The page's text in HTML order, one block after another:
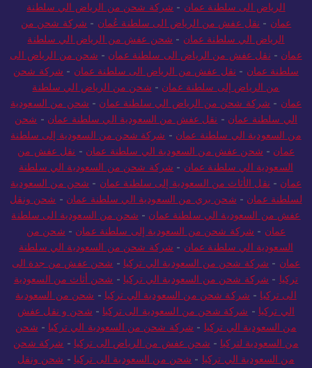
الرياض الى سلطنة عمان - شركة شحن من الرياض الي سلطنة
عمان - نقل عفش من الرياض الى سلطنة عُمان - شركة شحن من
الرياض الي سلطنة عمان - شحن عفش من الرياض الي سلطنة
عمان - نقل عفش من الرياض الى سلطنة عمان - شحن من الرياض الى
سلطنة عمان - نقل عفش من الرياض الى سلطنة عمان - شركة شحن
من الرياض إلى سلطنة عمان - شحن من الرياض الي سلطنة
عمان - شركة شحن من الرياض الي سلطنة عمان - شحن من السعودية
الي سلطنة عمان - نقل عفش من السعودية الي سلطنة عمان - شحن
من السعودية الي سلطنة عمان - شركة شحن من السعودية إلى سلطنة
عمان - شحن عفش من السعودية الي سلطنة عمان - نقل عفش من
السعودية الي سلطنة عمان - شركة شحن من السعودية الي سلطنة
عمان - نقل الأثاث من السعودية إلى سلطنة عمان - شحن من السعودية
لسلطنة عمان - شحن بري من السعودية الي سلطنة عمان - شحن ونقل
عفش من السعودية الي سلطنة عمان - شحن من السعودية الى سلطنة
عمان - شركة شحن من السعودية إلى سلطنة عمان - شحن من
السعودية الي سلطنة عمان - شركة شحن من السعودية الي سلطنة
عمان - شركة شحن من السعودية الي تركيا - شحن عفش من جدة الى
تركيا - شركة شحن من السعودية الي تركيا - شحن أثاث من السعودية
الى تركيا - شركة شحن من السعودية الي تركيا - شحن من السعودية
الي تركيا - شركة شحن من السعودية الى تركيا - شحن و نقل عفش
من السعودية الي تركيا - شركة شحن من السعودية الي تركيا - شحن
من السعودية لتركيا - شحن عفش من الرياض الى تركيا - شركة شحن
من السعودية الي تركيا - شحن من السعودية الى تركيا - شحن ونقل